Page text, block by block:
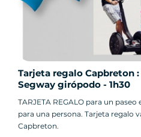
Tarjeta regalo Capbreton
Segway girópodo - 1h30
TARJETA REGALO para un
para una persona. Tarjeta regalo
Capbreton.